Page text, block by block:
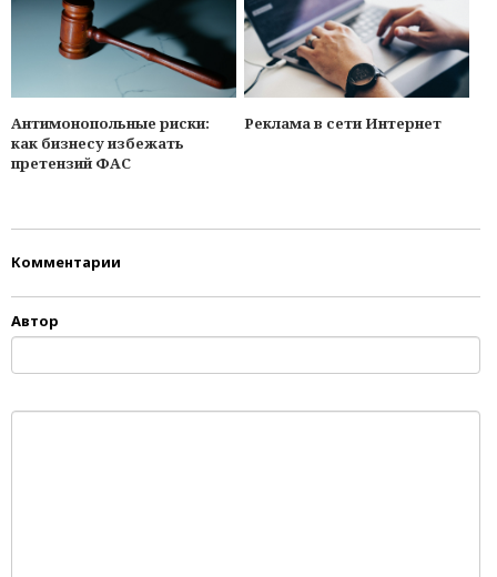
Антимонопольные риски:
как бизнесу избежать
претензий ФАС
Реклама в сети Интернет
Комментарии
Автор